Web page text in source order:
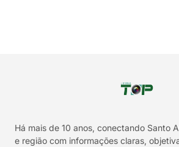
Há mais de 10 anos, conectando Santo
e região com informações claras,